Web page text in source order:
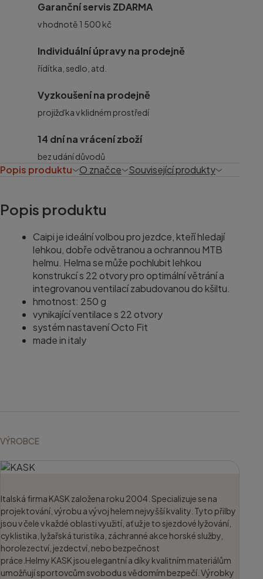
Garanční servis ZDARMA
v hodnotě 1 500 kč
Individuální úpravy na prodejně
řídítka, sedlo, atd.
Vyzkoušení na prodejně
projižďka v klidném prostředí
14 dní na vrácení zboží
bez udání důvodů
Popis produktu O značce Související produkty
Popis produktu
Caipi je ideální volbou pro jezdce, kteří hledají
lehkou, dobře odvětranou a ochrannou MTB
helmu. Helma se může pochlubit lehkou
konstrukcí s 22 otvory pro optimální větrání a
integrovanou ventilací zabudovanou do kšiltu.
hmotnost: 250 g
vynikající ventilace s 22 otvory
systém nastavení Octo Fit
made in italy
VÝROBCE
Italská firma KASK založena roku 2004. Specializuje se na
projektování, výrobu a vývoj helem nejvyšší kvality. Tyto přilby
jsou v čele v každé oblasti využití, ať už je to sjezdové lyžování,
cyklistika, lyžařská turistika, záchranné akce horské služby,
horolezectví, jezdectví, nebo bezpečnost
práce.Helmy KASK jsou elegantní a díky kvalitním materiálům
umožňují sportovcům svobodu s vědomím bezpečí. Výrobky